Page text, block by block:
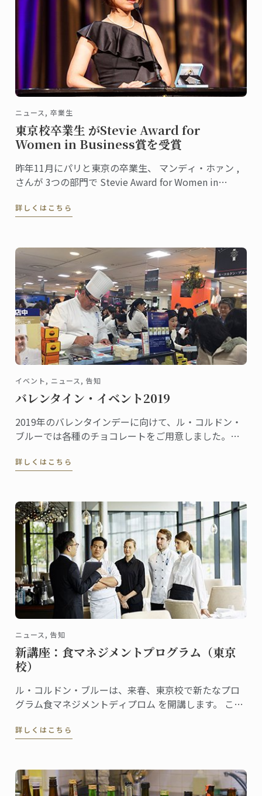
ニュース, 卒業生
東京校卒業生 がStevie Award for
Women in Business賞を受賞
昨年11月にパリと東京の卒業生、 マンディ・ホァン ,
さんが 3つの部門で Stevie Award for Women in
詳しくはこちら
イベント, ニュース, 告知
バレンタイン・イベント2019
2019年のバレンタインデーに向けて、ル・コルドン・
ブルーでは各種のチョコレートをご用意しました。こ
れ、東京校と神戸校のシェフ講師たちも応援に駆けつ
詳しくはこちら
ニュース, 告知
新講座：食マネジメントプログラム（東京
校）
ル・コルドン・ブルーは、来春、東京校で新たなプロ
グラム食マネジメントディプロム を開講します。 この
が、レストラン、製菓店、フードビジネスなどを開業
詳しくはこちら